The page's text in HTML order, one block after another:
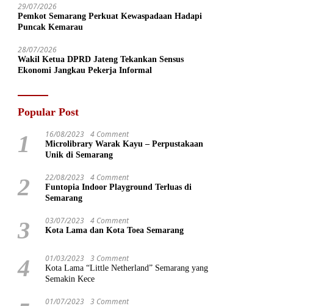
29/07/2026
Pemkot Semarang Perkuat Kewaspadaan Hadapi
Puncak Kemarau
28/07/2026
Wakil Ketua DPRD Jateng Tekankan Sensus
Ekonomi Jangkau Pekerja Informal
Popular Post
1 16/08/2023 4 Comment
Microlibrary Warak Kayu – Perpustakaan
Unik di Semarang
2 22/08/2023 4 Comment
Funtopia Indoor Playground Terluas di
Semarang
3 03/07/2023 4 Comment
Kota Lama dan Kota Toea Semarang
4 01/03/2023 3 Comment
Kota Lama “Little Netherland” Semarang yang
Semakin Kece
01/07/2023 3 Comment